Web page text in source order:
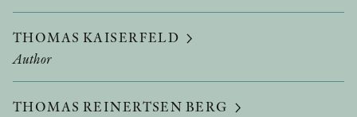
THOMAS KAISERFELD
Author
THOMAS REINERTSEN BERG